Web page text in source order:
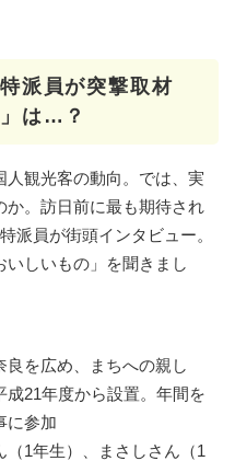
派員が突撃取材
は…？
人観光客の動向。では、実
か。訪日前に最も期待され
派員が街頭インタビュー。
しいもの」を聞きまし
を広め、まちへの親し
21年度から設置。年間を
に参加
1年生）、まさしさん（1